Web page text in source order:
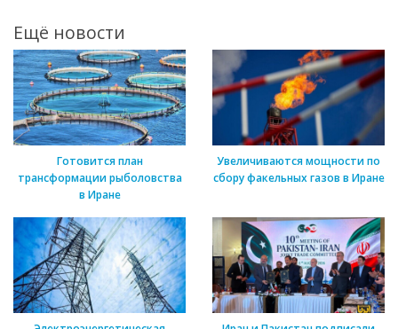
Ещё новости
Готовится план
трансформации рыболовства
в Иране
Увеличиваются мощности по
сбору факельных газов в Иране